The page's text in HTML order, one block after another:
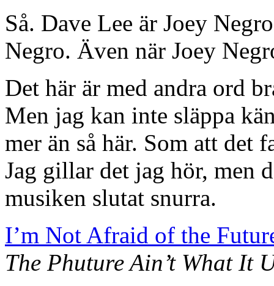
Så. Dave Lee är Joey
Negro. Även när Joey
Det här är med andra ord
Men jag kan inte släppa
mer än så här. Som att det
Jag gillar det jag hör, men
musiken slutat snurra.
I’m Not Afraid of the
The Phuture Ain’t What It